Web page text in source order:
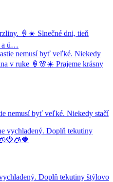
🍦☀️ Slnečné dni, tieň
a ú…
nemusí byť veľké. Niekedy stačí
Doplň tekutiny štýlovo